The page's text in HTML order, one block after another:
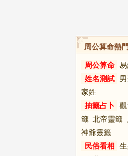
周公算命熱
周公算命
姓名測試
家姓
抽籤占卜
籤 北帝靈籤
神爺靈籤
民俗看相